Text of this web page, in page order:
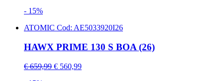
- 15%
ATOMIC Cod: AE5033920I26
HAWX PRIME 130 S BOA (26)
€ 659,99 € 560,99